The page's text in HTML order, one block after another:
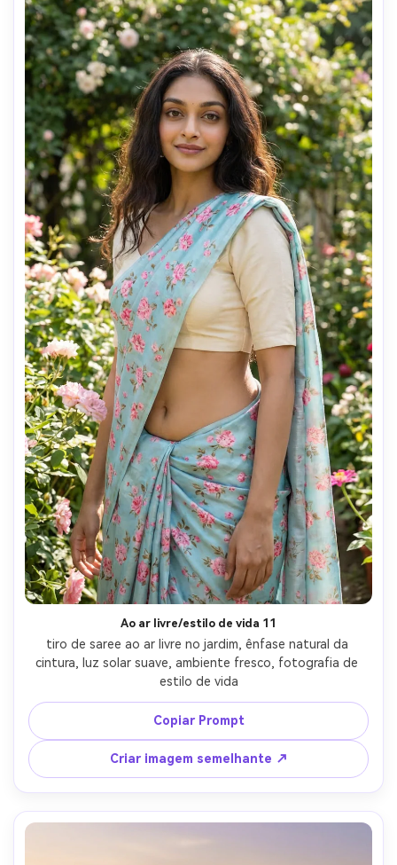
Ao ar livre/estilo de vida 11
tiro de saree ao ar livre no jardim, ênfase natural da
cintura, luz solar suave, ambiente fresco, fotografia de
estilo de vida
Copiar Prompt
Criar imagem semelhante ↗